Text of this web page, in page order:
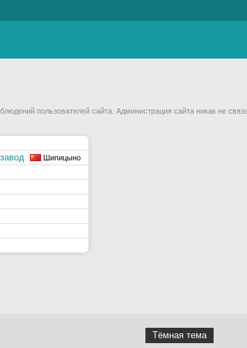
пользователей сайта. Администрация сайта никак не
Шипицыно
Тёмная тема